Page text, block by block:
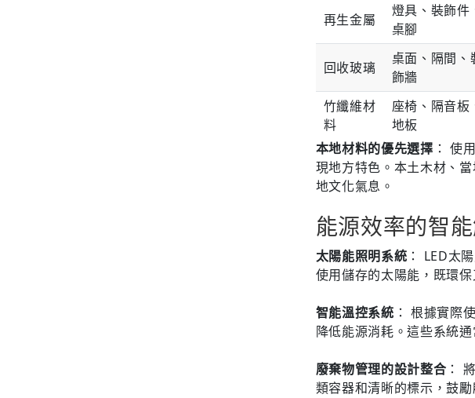
再生金屬
燈具、裝飾件
桌腳
回收玻璃
桌面、隔間、
飾牆
竹纖維材
料
座椅、隔音板
地板
本地材料的優先選擇 ： 使
現地方特色。本土木材、
地文化氣息。
能源效率的智
太陽能照明系統 ： LED太
使用儲存的太陽能，既環
智能溫控系統 ： 根據實際
降低能源消耗。這些系統
廢棄物管理的設計整合 ：
類容器和清晰的標示，鼓